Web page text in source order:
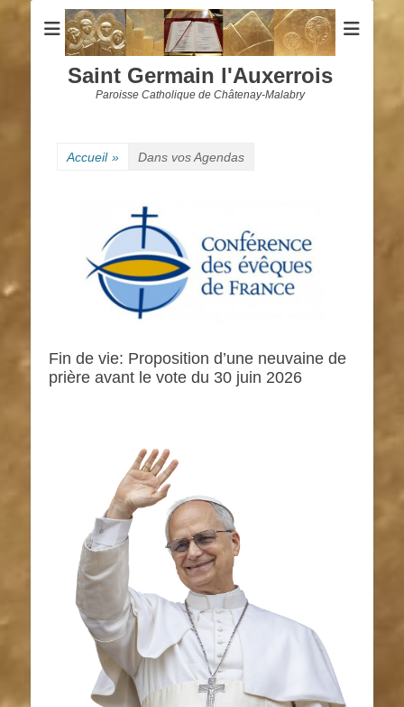
Saint Germain l'Auxerrois
Paroisse Catholique de Châtenay-Malabry
Accueil » Dans vos Agendas
Fin de vie: Proposition d’une neuvaine de
prière avant le vote du 30 juin 2026